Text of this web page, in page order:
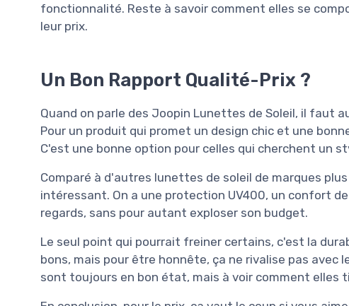
fonctionnalité. Reste à savoir comment elles se
leur prix.
Un Bon Rapport Qualité-Prix ?
Quand on parle des Joopin Lunettes de Soleil, il faut
Pour un produit qui promet un design chic et une
C'est une bonne option pour celles qui cherchent un
Comparé à d'autres lunettes de soleil de marques
intéressant. On a une protection UV400, un confort
regards, sans pour autant exploser son budget.
Le seul point qui pourrait freiner certains, c'est la
bons, mais pour être honnête, ça ne rivalise pas avec
sont toujours en bon état, mais à voir comment elles